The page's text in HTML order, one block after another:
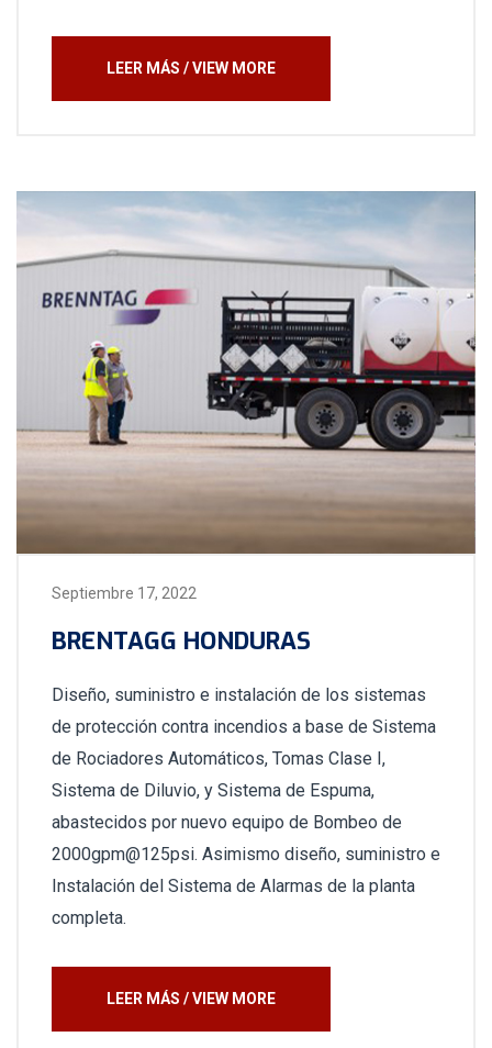
LEER MÁS / VIEW MORE
Septiembre 17, 2022
BRENTAGG HONDURAS
Diseño, suministro e instalación de los sistemas
de protección contra incendios a base de Sistema
de Rociadores Automáticos, Tomas Clase I,
Sistema de Diluvio, y Sistema de Espuma,
abastecidos por nuevo equipo de Bombeo de
2000gpm@125psi. Asimismo diseño, suministro e
Instalación del Sistema de Alarmas de la planta
completa.
LEER MÁS / VIEW MORE